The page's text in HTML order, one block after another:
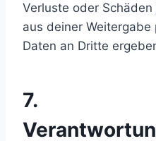
Verluste oder
aus deiner
Daten an Dritte
7.